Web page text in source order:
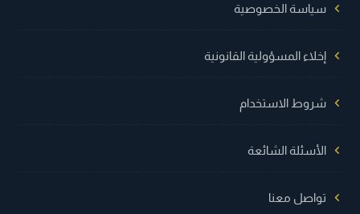
سياسة الخصوصية
إخلاء المسؤولية القانونية
شروط الاستخدام
الأسئلة الشائعة
تواصل معنا